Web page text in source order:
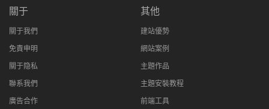
關于
關于我們
免責申明
關于隐私
聯系我們
廣告合作
其他
建站優勢
網站案例
主題作品
主題安裝教程
前端工具